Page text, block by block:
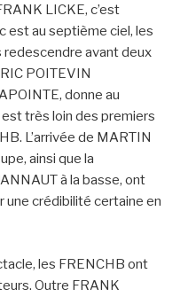
LICKE, c’est
est au septième ciel, les
redescendre avant deux
POITEVIN
donne au
très loin des premiers
L’arrivée de MARTIN
ainsi que la
à la basse, ont
une crédibilité certaine en
les FRENCHB ont
Outre FRANK